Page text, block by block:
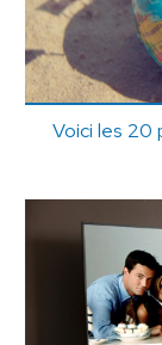
Voici les 20